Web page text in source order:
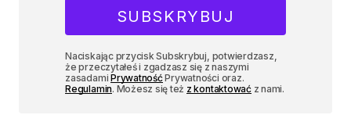
Naciskając przycisk Subskrybuj, potwierdzasz,
że przeczytałeś i zgadzasz się z naszymi
zasadamiPrywatnośćPrywatności oraz.
Regulamin. Możesz się też z kontaktowaćz nami.